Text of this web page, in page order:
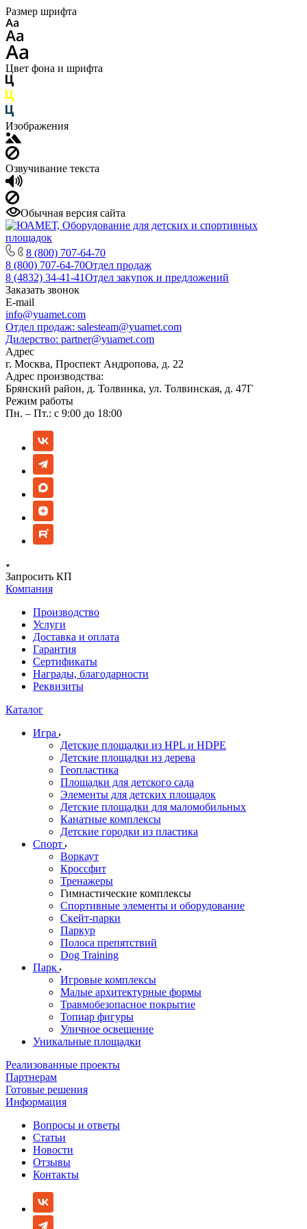
Размер шрифта
Цвет фона и шрифта
Изображения
Озвучивание текста
Обычная версия сайта
8 (800) 707-64-70
8 (800) 707-64-70Отдел продаж
8 (4832) 34-41-41Отдел закупок и предложений
Заказать звонок
E-mail
info@yuamet.com
Отдел продаж: salesteam@yuamet.com
Дилерство: partner@yuamet.com
Адрес
г. Москва, Проспект Андропова, д. 22
Адрес производства:
Брянский район, д. Толвинка, ул. Толвинская, д. 47Г
Режим работы
Пн. – Пт.: с 9:00 до 18:00
Запросить КП
Компания
Производство
Услуги
Доставка и оплата
Гарантия
Сертификаты
Награды, благодарности
Реквизиты
Каталог
Игра
Детские площадки из HPL и HDPE
Детские площадки из дерева
Геопластика
Площадки для детского сада
Элементы для детских площадок
Детские площадки для маломобильных
Канатные комплексы
Детские городки из пластика
Спорт
Воркаут
Кроссфит
Тренажеры
Гимнастические комплексы
Спортивные элементы и оборудование
Скейт-парки
Паркур
Полоса препятствий
Dog Training
Парк
Игровые комплексы
Малые архитектурные формы
Травмобезопасное покрытие
Топиар фигуры
Уличное освещение
Уникальные площадки
Реализованные проекты
Партнерам
Готовые решения
Информация
Вопросы и ответы
Статьи
Новости
Отзывы
Контакты